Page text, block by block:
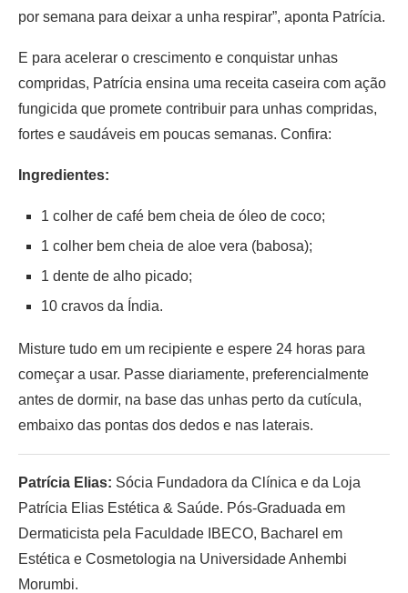
por semana para deixar a unha respirar”, aponta Patrícia.
E para acelerar o crescimento e conquistar unhas
compridas, Patrícia ensina uma receita caseira com ação
fungicida que promete contribuir para unhas compridas,
fortes e saudáveis em poucas semanas. Confira:
Ingredientes:
1 colher de café bem cheia de óleo de coco;
1 colher bem cheia de aloe vera (babosa);
1 dente de alho picado;
10 cravos da Índia.
Misture tudo em um recipiente e espere 24 horas para
começar a usar. Passe diariamente, preferencialmente
antes de dormir, na base das unhas perto da cutícula,
embaixo das pontas dos dedos e nas laterais.
Patrícia Elias: Sócia Fundadora da Clínica e da Loja
Patrícia Elias Estética & Saúde. Pós-Graduada em
Dermaticista pela Faculdade IBECO, Bacharel em
Estética e Cosmetologia na Universidade Anhembi
Morumbi.